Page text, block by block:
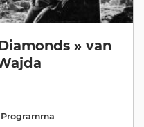
» van
Programma